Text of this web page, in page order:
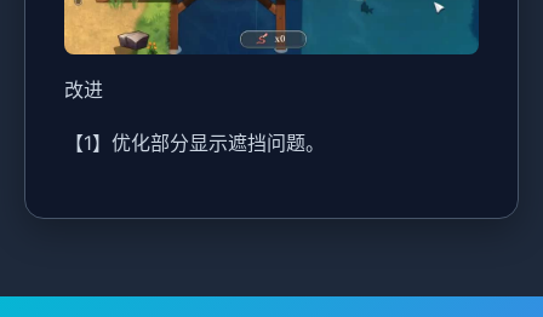
改进
【1】优化部分显示遮挡问题。